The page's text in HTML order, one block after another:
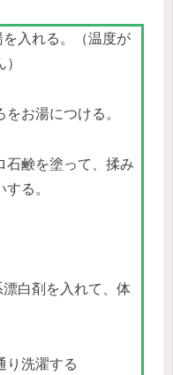
入れる。（温度が
お湯につける。
石鹸を塗って、揉み
る。
白剤を入れて、体
り洗濯する